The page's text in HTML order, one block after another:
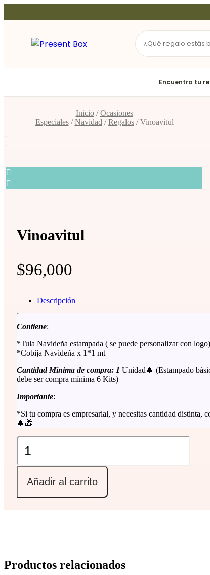
Encuentra tu
Inicio/Ocasiones
Especiales/Navidad /Regalos/ Vinoavitul
Vinoavitul
$96,000
Descripción
Contiene:
*Tula Navideña estampada ( se puede personalizar con
*Cobija Navideña x 1*1 mt
Cantidad Mínima de compra: 1 Unidad🎄 (Estampado
debe ser compra mínima 6 Kits)
Importante:
*Si tu compra es empresarial, y necesitas cantidad distinta,
🎄🎁
Vinoavitul
cantidad
Añadir al carrito
Productos relacionados